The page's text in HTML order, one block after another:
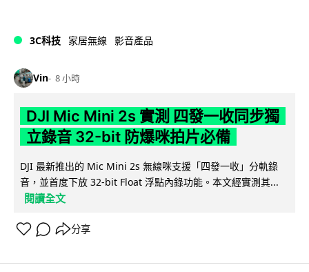
3C科技 家居無線 影音產品
Vin 8 小時
DJI Mic Mini 2s 實測 四發一收同步獨
立錄音 32-bit 防爆咪拍片必備
DJI 最新推出的 Mic Mini 2s 無線咪支援「四發一收」分軌錄
音，並首度下放 32-bit Float 浮點內錄功能。本文經實測其...
閱讀全文
分享